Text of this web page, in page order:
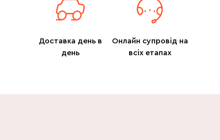
Доставка день в
день
Онлайн супровід на
всіх етапах